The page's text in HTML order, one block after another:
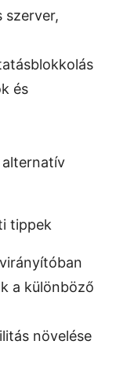
szerver,
és
alternatív
tippek
a különböző
növelése